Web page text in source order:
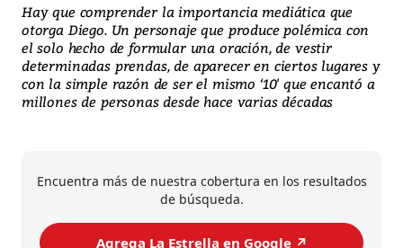
Hay que comprender la importancia mediática que
otorga Diego. Un personaje que produce polémica con
el solo hecho de formular una oración, de vestir
determinadas prendas, de aparecer en ciertos lugares y
con la simple razón de ser el mismo ‘10' que encantó a
millones de personas desde hace varias décadas
Encuentra más de nuestra cobertura en los resultados
de búsqueda.
Agrega La Estrella en Google ↗️